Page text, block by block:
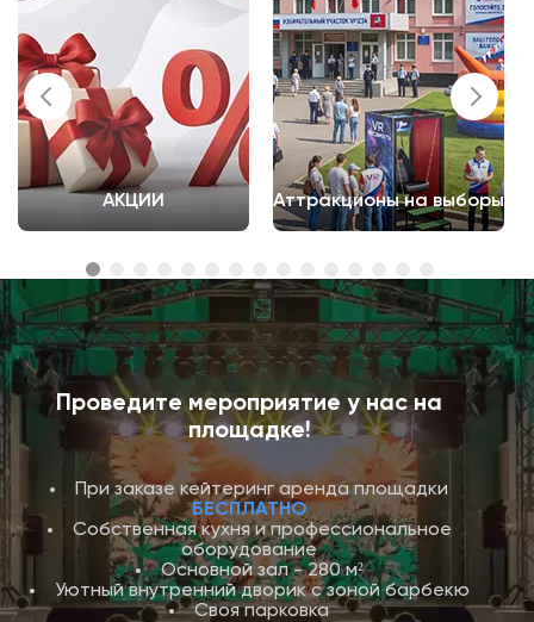
АКЦИИ Аттракционы на выборы
Проведите мероприятие у нас на
площадке!
При заказе кейтеринг аренда площадки
БЕСПЛАТНО
Собственная кухня и профессиональное
оборудование
Основной зал - 280 м²
Уютный внутренний дворик с зоной барбекю
Своя парковка